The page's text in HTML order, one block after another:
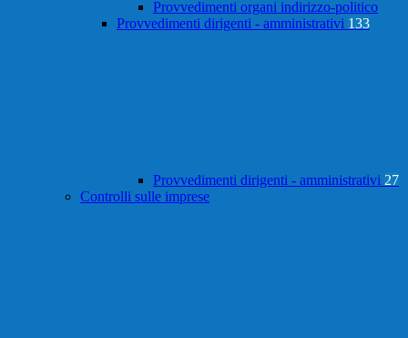
Provvedimenti organi indirizzo-politico
Provvedimenti dirigenti - amministrativi 133
Provvedimenti dirigenti - amministrativi 27
Controlli sulle imprese